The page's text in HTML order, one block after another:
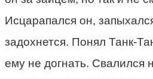
Исцарапался он,
задохнется. Понял Танк-
ему не догнать. Свалился